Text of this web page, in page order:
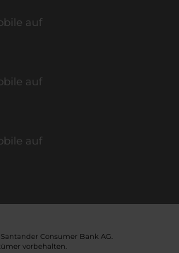
auf
auf
auf
Consumer Bank AG.
vorbehalten.